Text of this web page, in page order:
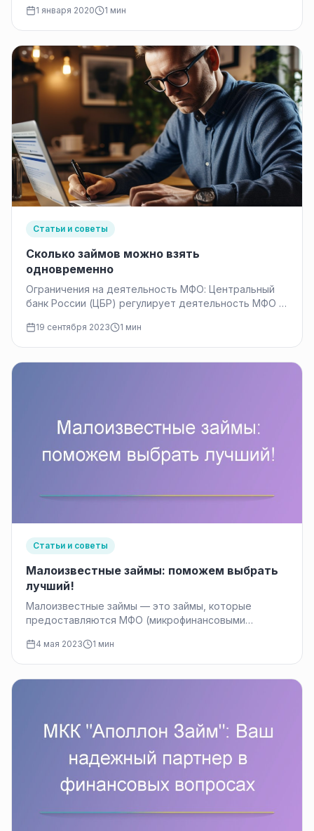
1 января 2020 1 мин
Статьи и советы
Сколько займов можно взять
одновременно
Ограничения на деятельность МФО: Центральный
банк России (ЦБР) регулирует деятельность МФО с
сектора и…
19 сентября 2023 1 мин
Статьи и советы
Малоизвестные займы: поможем выбрать
лучший!
Малоизвестные займы — это займы, которые
предоставляются МФО (микрофинансовыми
организациями, которые не так широко…
4 мая 2023 1 мин